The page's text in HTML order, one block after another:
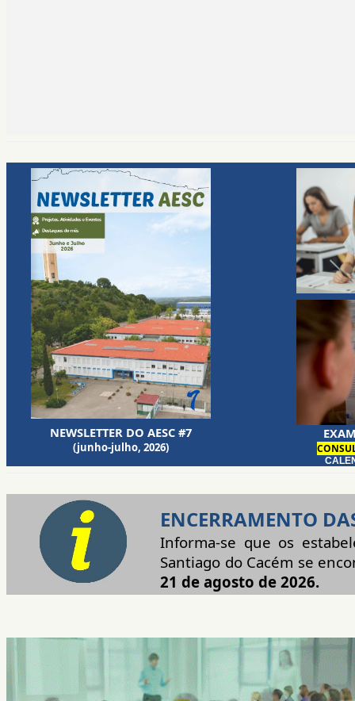
NEWSLETTER DO AESC #7
(junho-julho, 2026)
ENCERRAMENTO
Informa-se que os
Santiago do Cacém se
21 de agosto de 2026.